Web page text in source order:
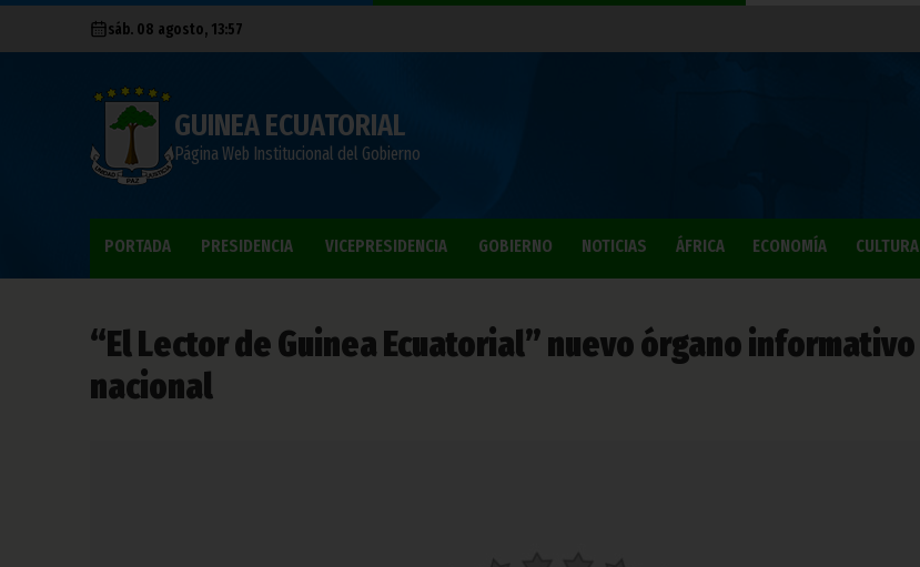
sáb. 08 agosto, 13:57
GUINEA ECUATORIAL
Página Web Institucional del Gobierno
PORTADA PRESIDENCIA VICEPRESIDENCIA GOBIERNO NOTICIAS ÁFRICA ECONOMÍA CULTURA
“El Lector de Guinea Ecuatorial” nuevo órgano informativo
nacional